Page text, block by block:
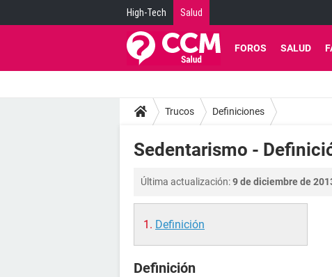
High-Tech Salud
FOROS SALUD
Trucos Definiciones
Sedentarismo -
Última actualización:9 de diciembre de
Definición
Definición